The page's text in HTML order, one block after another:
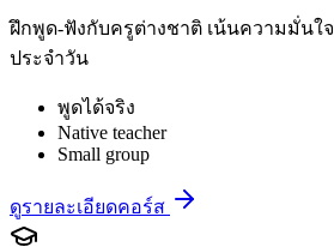
ฝึกพูด-ฟังกับครูต่างชาติ เน้นความมั่นใ
ประจำวัน
พูดได้จริง
Native teacher
Small group
ดูรายละเอียดคอร์ส